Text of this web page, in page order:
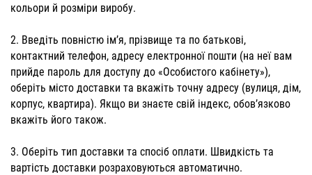
кольори й розміри виробу.
2. Введіть повністю ім’я, прізвище та по батькові,
контактний телефон, адресу електронної пошти (на неї вам
прийде пароль для доступу до «Особистого кабінету»),
оберіть місто доставки та вкажіть точну адресу (вулиця, дім,
корпус, квартира). Якщо ви знаєте свій індекс, обов’язково
вкажіть його також.
3. Оберіть тип доставки та спосіб оплати. Швидкість та
вартість доставки розраховуються автоматично.